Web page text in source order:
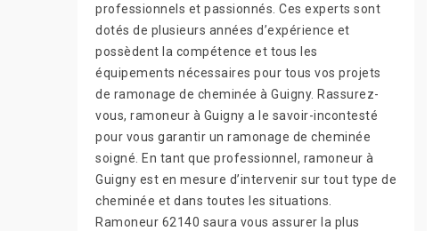
professionnels et passionnés. Ces experts sont
dotés de plusieurs années d’expérience et
possèdent la compétence et tous les
équipements nécessaires pour tous vos projets
de ramonage de cheminée à Guigny. Rassurez-
vous, ramoneur à Guigny a le savoir-incontesté
pour vous garantir un ramonage de cheminée
soigné. En tant que professionnel, ramoneur à
Guigny est en mesure d’intervenir sur tout type de
cheminée et dans toutes les situations.
Ramoneur 62140 saura vous assurer la plus